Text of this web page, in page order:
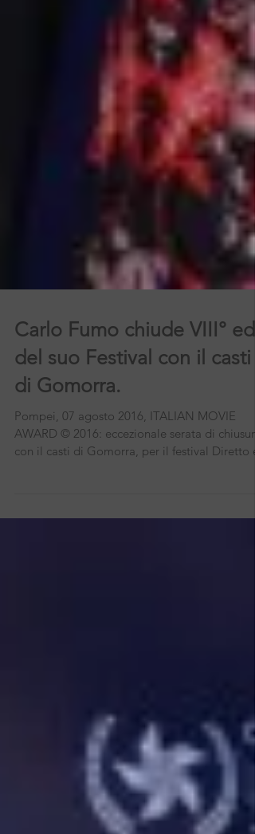
Carlo Fumo chiude VIII° ed.
del suo Festival con il casti
di Gomorra.
Pompei, 07 agosto 2016, ITALIAN MOVIE
AWARD © 2016: eccezionale serata di chiusura